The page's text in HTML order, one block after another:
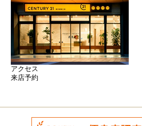
アクセス
来店予約